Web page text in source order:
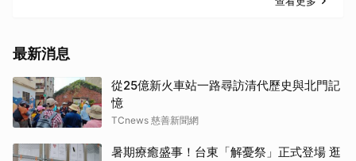
最新消息
從25億新火車站一路尋訪清代歷史與北門記
憶
TCnews 慈善新聞網
暑期療癒盛事！台東「解憂祭」正式登場 逛